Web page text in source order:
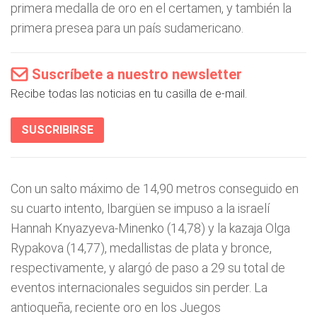
primera medalla de oro en el certamen, y también la
primera presea para un país sudamericano.
Suscríbete a nuestro newsletter
Recibe todas las noticias en tu casilla de e-mail.
SUSCRIBIRSE
Con un salto máximo de 14,90 metros conseguido en
su cuarto intento, Ibargüen se impuso a la israelí
Hannah Knyazyeva-Minenko (14,78) y la kazaja Olga
Rypakova (14,77), medallistas de plata y bronce,
respectivamente, y alargó de paso a 29 su total de
eventos internacionales seguidos sin perder. La
antioqueña, reciente oro en los Juegos